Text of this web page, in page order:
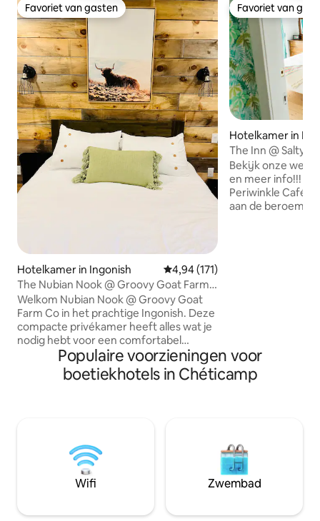
Favoriet van gasten
Favoriet van gasten
Hotelkamer in Ingonish Gemiddelde beoordeling van
4,94 (171)
The Nubian Nook @ Groovy Goat Farm
Co
Welkom Nubian Nook @ Groovy Goat
Farm Co in het prachtige Ingonish. Deze
compacte privékamer heeft alles wat je
nodig hebt voor een comfortabel
verblijf, waaronder een eigen badkamer
en een kitchenette. Het bevindt zich op
de tweede verdieping van onze
Het hoekje is een geweldige plek om wat
extra bagage op te slaan! Houd er
rekening mee dat deze kamer slechts
een klein raam in de deur heeft.
Favoriet van
Favoriet van
Hotelkamer in
h
The Inn @ Salty
Periwinkle Cafe
Bekijk onze
en meer info!!!
Periwinkle Café
aan de
is inclusief 15%
Populaire voorzieningen voor
boetiekhotels in Chéticamp
Wifi Zwembad